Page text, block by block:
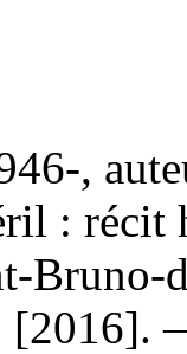
,
: récit
[2016].